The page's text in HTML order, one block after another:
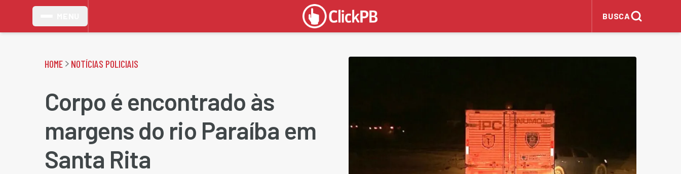
BUSCA
HOME NOTÍCIAS POLICIAIS
Corpo é encontrado às
margens do rio Paraíba em
Santa Rita